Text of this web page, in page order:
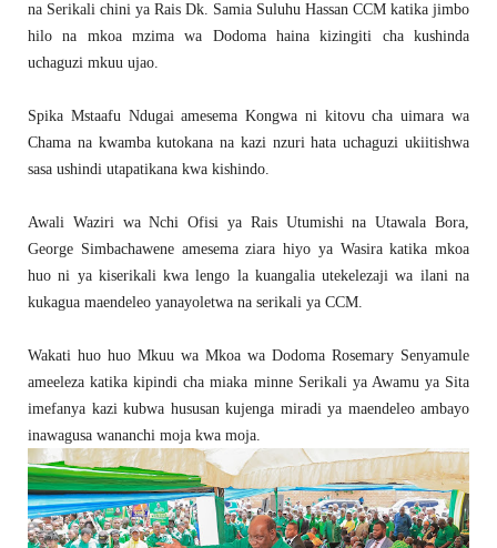
na Serikali chini ya Rais Dk. Samia Suluhu Hassan CCM katika jimbo
hilo na mkoa mzima wa Dodoma haina kizingiti cha kushinda
uchaguzi mkuu ujao.
Spika Mstaafu Ndugai amesema Kongwa ni kitovu cha uimara wa
Chama na kwamba kutokana na kazi nzuri hata uchaguzi ukiitishwa
sasa ushindi utapatikana kwa kishindo.
Awali Waziri wa Nchi Ofisi ya Rais Utumishi na Utawala Bora,
George Simbachawene amesema ziara hiyo ya Wasira katika mkoa
huo ni ya kiserikali kwa lengo la kuangalia utekelezaji wa ilani na
kukagua maendeleo yanayoletwa na serikali ya CCM.
Wakati huo huo Mkuu wa Mkoa wa Dodoma Rosemary Senyamule
ameeleza katika kipindi cha miaka minne Serikali ya Awamu ya Sita
imefanya kazi kubwa hususan kujenga miradi ya maendeleo ambayo
inawagusa wananchi moja kwa moja.